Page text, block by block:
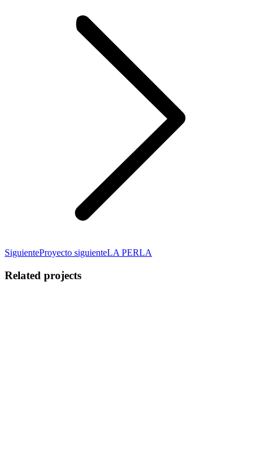
SiguienteProyecto siguienteLA PERLA
Related projects